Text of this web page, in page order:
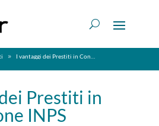
I vantaggi dei Prestiti in Convenzione INPS
Prestiti in
INPS